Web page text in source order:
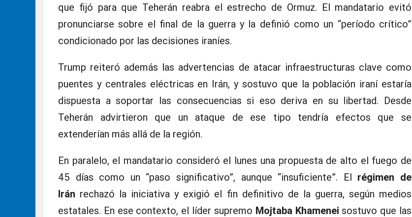
que fijó para que Teherán reabra el estrecho de Ormuz. El mandatario evitó
pronunciarse sobre el final de la guerra y la definió como un “período crítico”
condicionado por las decisiones iraníes.
Trump reiteró además las advertencias de atacar infraestructuras clave como
puentes y centrales eléctricas en Irán, y sostuvo que la población iraní estaría
dispuesta a soportar las consecuencias si eso deriva en su libertad. Desde
Teherán advirtieron que un ataque de ese tipo tendría efectos que se
extenderían más allá de la región.
En paralelo, el mandatario consideró el lunes una propuesta de alto el fuego de
45 días como un “paso significativo”, aunque “insuficiente”. El régimen de
Irán rechazó la iniciativa y exigió el fin definitivo de la guerra, según medios
estatales. En ese contexto, el líder supremo Mojtaba Khamenei sostuvo que las